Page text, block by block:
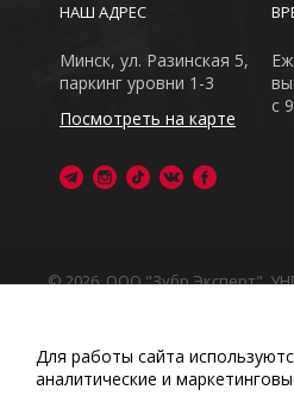
с
НАШ АДРЕС
Минск, ул. Разинская 5,
паркинг уровни 1-3
Посмотреть на карте
© 2026, ООО "Зубр Эксперт",
Обращаем Ваше внимание на
сайт носит исключительно
Любое использование либо
Для работы сайта
аналитические и